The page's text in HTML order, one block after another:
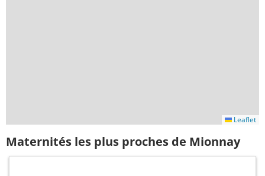
Leaflet
Maternités les plus proches de Mionnay